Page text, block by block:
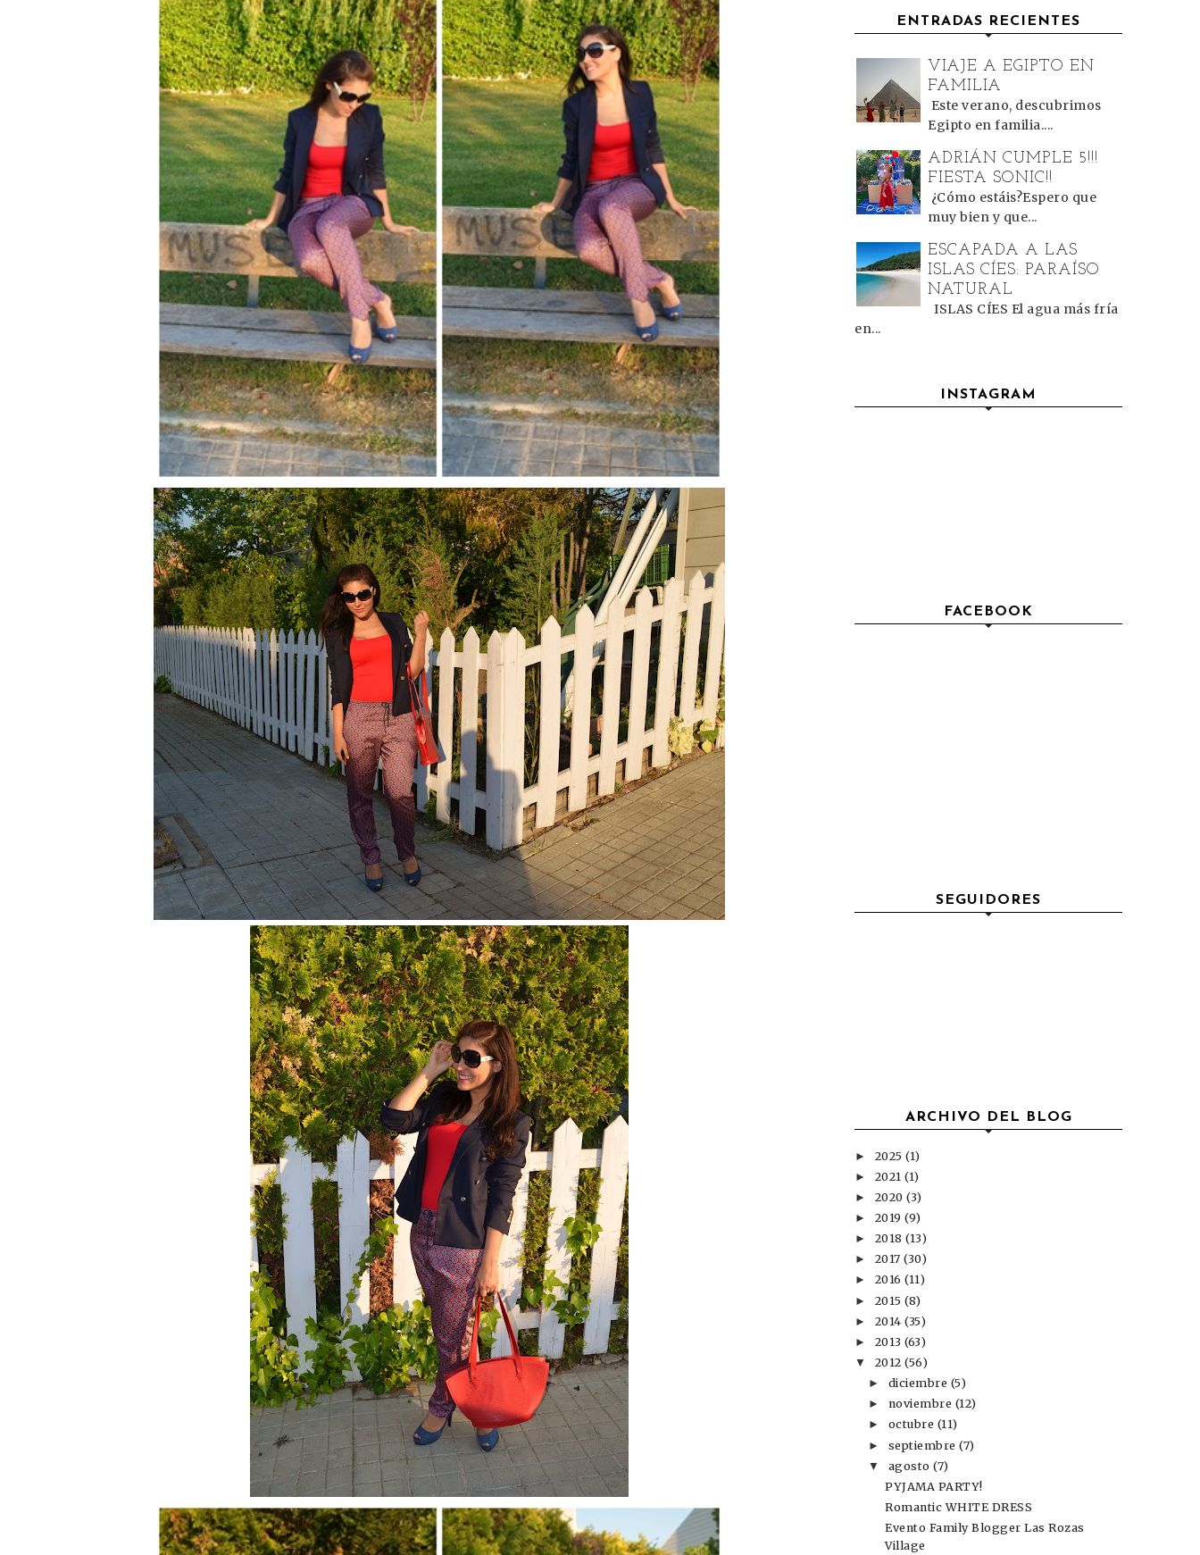
ENTRADAS RECIENTES
VIAJE A EGIPTO EN
FAMILIA
Este verano, descubrimos
Egipto en familia....
ADRIÁN CUMPLE 5!!!
FIESTA SONIC!!
¿Cómo estáis?Espero que
muy bien y que...
ESCAPADA A LAS
ISLAS CÍES: PARAÍSO
NATURAL
ISLAS CÍES El agua más fría
en...
INSTAGRAM
FACEBOOK
SEGUIDORES
ARCHIVO DEL BLOG
► 2025 (1)
► 2021 (1)
► 2020 (3)
► 2019 (9)
► 2018 (13)
► 2017 (30)
► 2016 (11)
► 2015 (8)
► 2014 (35)
► 2013 (63)
▼ 2012 (56)
► diciembre (5)
► noviembre (12)
► octubre (11)
► septiembre(7)
▼ agosto(7)
PYJAMA PARTY!
Romantic WHITE DRESS
Evento Family Blogger Las Rozas
Village